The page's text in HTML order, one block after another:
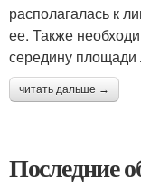
располагалась к
ее. Также
середину площади
читать дальше →
Последние